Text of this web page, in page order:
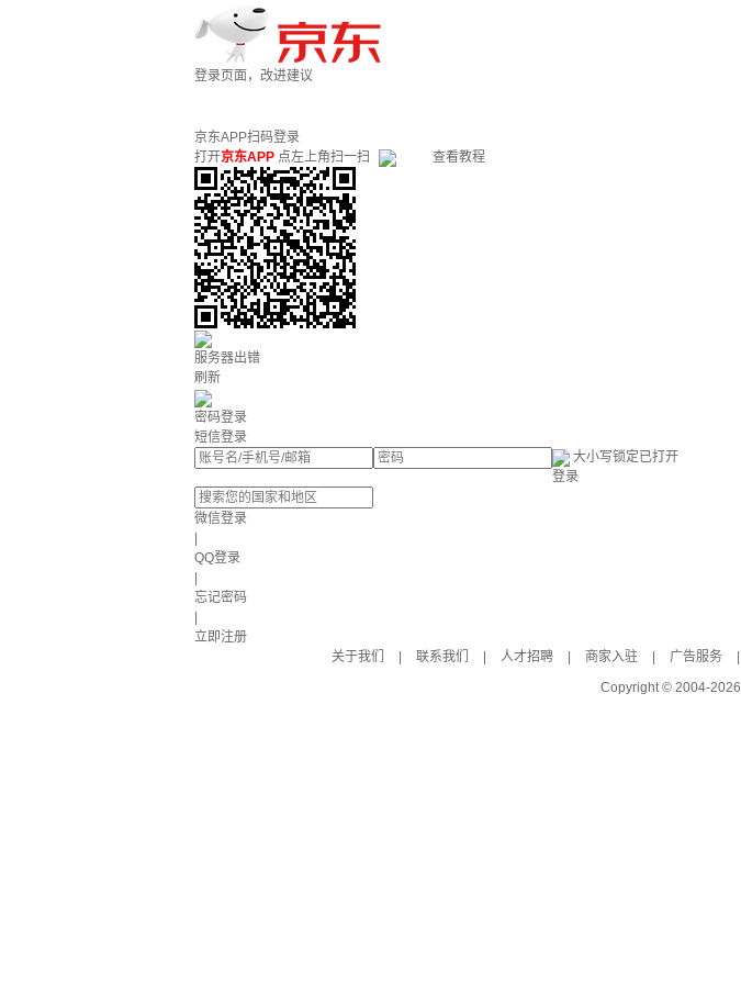
登录页面，改进建议
京东APP扫码登录
打开京东APP 点左上角扫一扫 查看教程
服务器出错
刷新
密码登录
短信登录
大小写锁定已打开
登录
微信登录
QQ登录
忘记密码
立即注册
关于我们
联系我们 人才招聘 商家入驻 广告服务
Copyright © 2004-2026